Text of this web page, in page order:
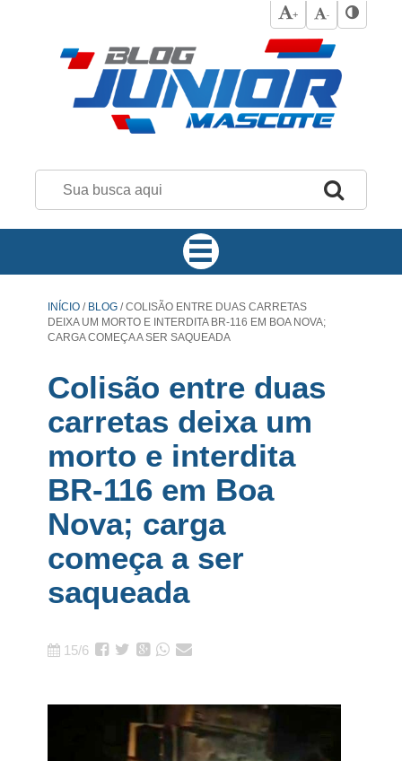
+ -
INÍCIO / BLOG /COLISÃO ENTRE DUAS CARRETAS
DEIXA UM MORTO E INTERDITA BR-116 EM BOA NOVA;
CARGA COMEÇA A SER SAQUEADA
Colisão entre duas
carretas deixa um
morto e interdita
BR-116 em Boa
Nova; carga
começa a ser
saqueada
15/6